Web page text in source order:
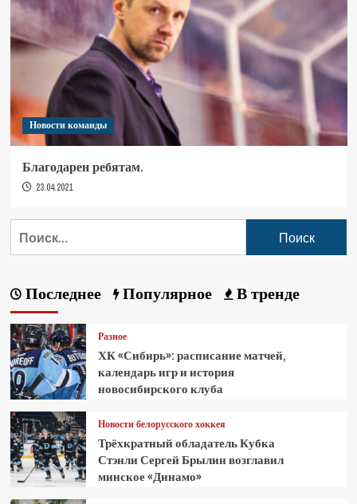
Новости команды
Благодарен ребятам.
23.04.2021
Последнее Популярное В тренде
Разное
ХК «Сибирь»: расписание матчей,
календарь игр и история
новосибирского клуба
Новости белорусского хоккея
Трёхкратный обладатель Кубка
Стэнли Сергей Брылин возглавил
минское «Динамо»